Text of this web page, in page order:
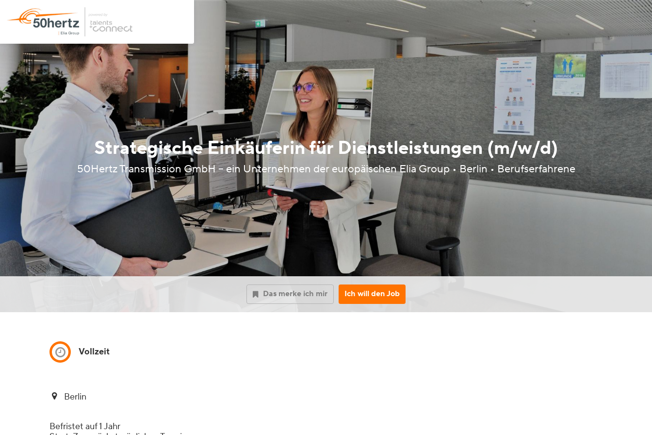
Strategische Einkäuferin für Dienstleistungen (m/w/d)
50Hertz Transmission GmbH – ein Unternehmen der europäischen Elia Group • Berlin • Berufserfahrene
Das merke ich mir Ich will den Job
Vollzeit
Berlin
Befristet auf 1 Jahr